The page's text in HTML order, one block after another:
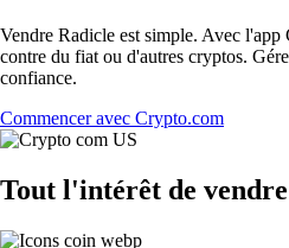
Vendre Radicle est simple. Avec
contre du fiat ou d'autres cryptos.
confiance.
Commencer avec Crypto.com
Tout l'intérêt de